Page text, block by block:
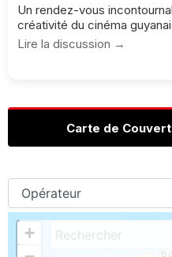
Un rendez-vous
créativité du cinéma
Lire la discussion →
Carte de